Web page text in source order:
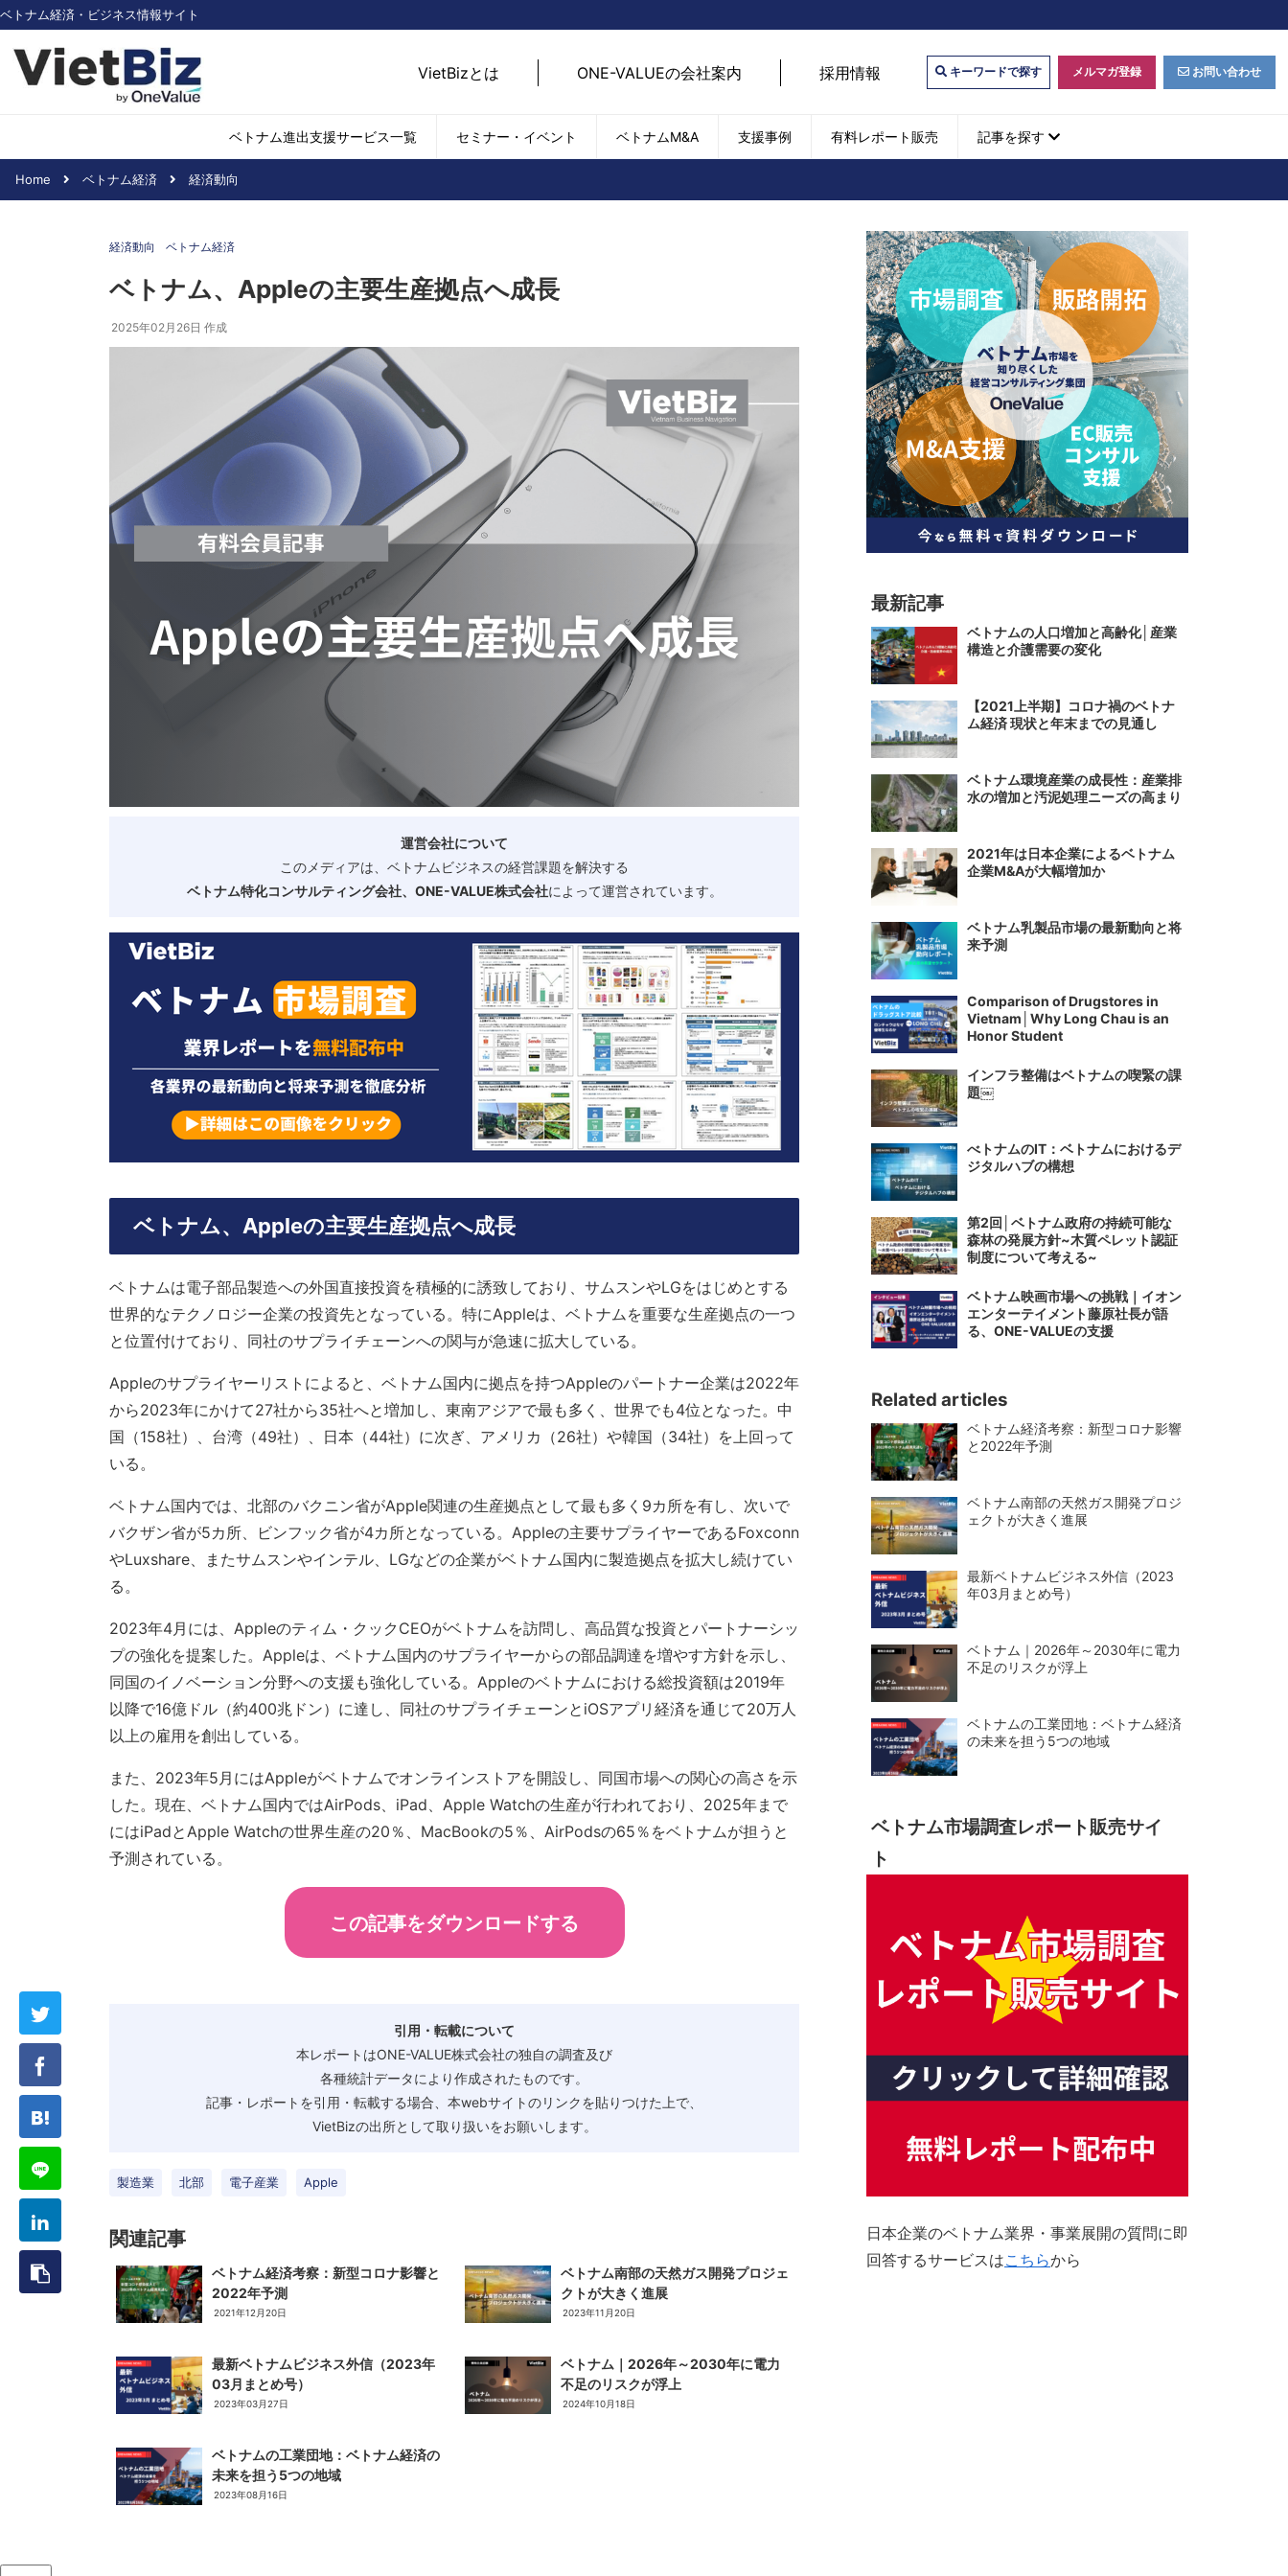
ベトナム経済・ビジネス情報サイト
VietBizとは ONE-VALUEの会社案内 採用情報 キーワードで探す メルマガ登録 お問い合わせ
ベトナム進出支援サービス一覧 セミナー・イベント ベトナムM&A 支援事例 有料レポート販売 記事を探す
日用消費・小売
デジタル経済・IT
物流・倉庫
アパレル
加工食品
化学・素材
現地パートナー探索
デジタルマーケティング・
web広告
M&A動向
ベトナム企業買収・出資
ベトナム進出
会社設立
財務・会計
税制
補助金・助成金
ベトナム企業
ベトナム企業動向
スタートアップ企業
ベトナム人材
特定技能
高度人材・エンジニア
ベトナム一般概況
ベトナムでの生活
文化・社会
政治
ベトナムで働く・仕事 ベトナム業界地図
Home ベトナム経済 経済動向
経済動向 ベトナム経済
ベトナム、Appleの主要生産拠点へ成長
2025年02月26日 作成
運営会社について
このメディアは、ベトナムビジネスの経営課題を解決する
ベトナム特化コンサルティング会社、ONE-VALUE株式会社によって運営されています。
ベトナム、Appleの主要生産拠点へ成長
ベトナムは電子部品製造への外国直接投資を積極的に誘致しており、サムスンやLGをはじめとする
世界的なテクノロジー企業の投資先となっている。特にAppleは、ベトナムを重要な生産拠点の一つ
と位置付けており、同社のサプライチェーンへの関与が急速に拡大している。
Appleのサプライヤーリストによると、ベトナム国内に拠点を持つAppleのパートナー企業は2022年
から2023年にかけて27社から35社へと増加し、東南アジアで最も多く、世界でも4位となった。中
国（158社）、台湾（49社）、日本（44社）に次ぎ、アメリカ（26社）や韓国（34社）を上回って
いる。
ベトナム国内では、北部のバクニン省がApple関連の生産拠点として最も多く9カ所を有し、次いで
バクザン省が5カ所、ビンフック省が4カ所となっている。Appleの主要サプライヤーであるFoxconn
やLuxshare、またサムスンやインテル、LGなどの企業がベトナム国内に製造拠点を拡大し続けてい
る。
2023年4月には、Appleのティム・クックCEOがベトナムを訪問し、高品質な投資とパートナーシッ
プの強化を提案した。Appleは、ベトナム国内のサプライヤーからの部品調達を増やす方針を示し、
同国のイノベーション分野への支援も強化している。Appleのベトナムにおける総投資額は2019年
以降で16億ドル（約400兆ドン）に達し、同社のサプライチェーンとiOSアプリ経済を通じて20万人
以上の雇用を創出している。
また、2023年5月にはAppleがベトナムでオンラインストアを開設し、同国市場への関心の高さを示
した。現在、ベトナム国内ではAirPods、iPad、Apple Watchの生産が行われており、2025年まで
にはiPadとApple Watchの世界生産の20％、MacBookの5％、AirPodsの65％をベトナムが担うと
予測されている。
この記事をダウンロードする
引用・転載について
本レポートはONE-VALUE株式会社の独自の調査及び
各種統計データにより作成されたものです。
記事・レポートを引用・転載する場合、本webサイトのリンクを貼りつけた上で、
VietBizの出所として取り扱いをお願いします。
製造業 北部 電子産業 Apple
関連記事
ベトナム経済考察：新型コロナ影響と
2022年予測
2021年12月20日
ベトナム南部の天然ガス開発プロジェ
クトが大きく進展
2023年11月20日
最新ベトナムビジネス外信（2023年
03月まとめ号）
2023年03月27日
ベトナム｜2026年～2030年に電力
不足のリスクが浮上
2024年10月18日
ベトナムの工業団地：ベトナム経済の
未来を担う5つの地域
2023年08月16日
最新記事
ベトナムの人口増加と高齢化│産業
構造と介護需要の変化
【2021上半期】コロナ禍のベトナ
ム経済 現状と年末までの見通し
ベトナム環境産業の成長性：産業排
水の増加と汚泥処理ニーズの高まり
2021年は日本企業によるベトナム
企業M&Aが大幅増加か
ベトナム乳製品市場の最新動向と将
来予測
Comparison of Drugstores in
Vietnam│Why Long Chau is an
Honor Student
インフラ整備はベトナムの喫緊の課
題￼
べトナムのIT：ベトナムにおけるデ
ジタルハブの構想
第2回│ベトナム政府の持続可能な
森林の発展方針~木質ペレット認証
制度について考える~
ベトナム映画市場への挑戦｜イオン
エンターテイメント藤原社長が語
る、ONE-VALUEの支援
Related articles
ベトナム経済考察：新型コロナ影響
と2022年予測
ベトナム南部の天然ガス開発プロジ
ェクトが大きく進展
最新ベトナムビジネス外信（2023
年03月まとめ号）
ベトナム｜2026年～2030年に電力
不足のリスクが浮上
ベトナムの工業団地：ベトナム経済
の未来を担う5つの地域
ベトナム市場調査レポート販売サイ
ト
日本企業のベトナム業界・事業展開の質問に即
回答するサービスはこちらから